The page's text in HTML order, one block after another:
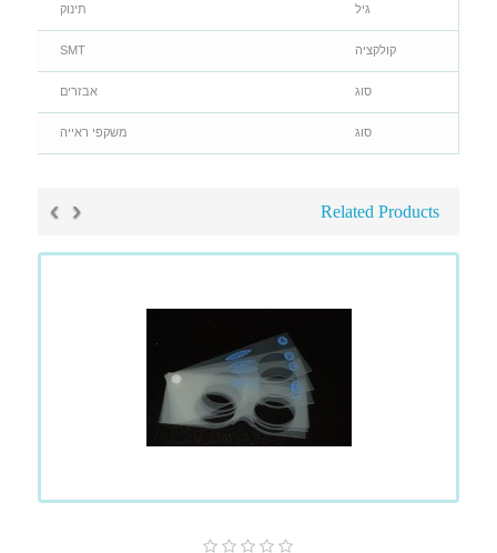
גיל תינוק
קולקציה SMT
סוג אבזרים
סוג משקפי ראייה
Related Products
‹
›